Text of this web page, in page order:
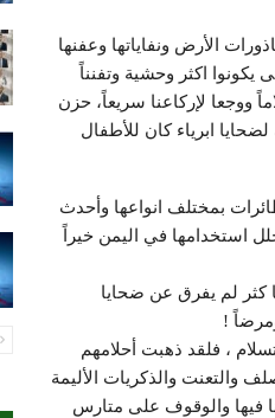
الأرض ونفاياتها وعفنها
يكونوا اكثر وحشية وتفنناً
ووجعا لإركاعنا سريعاً، حزن
ابرياء كان للأطفال
بمختلف انواعها وأحدث
استخدامها في اليمن خيراً
كثر لم يفرق عن ضحايا
!
، فلقد ذهبت أحلامهم
والتعنت والذكريات الأليمة
فيها والوقوف على متارس